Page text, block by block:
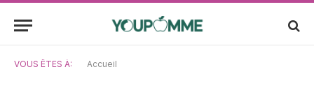
VOUS ÊTES À: Accueil